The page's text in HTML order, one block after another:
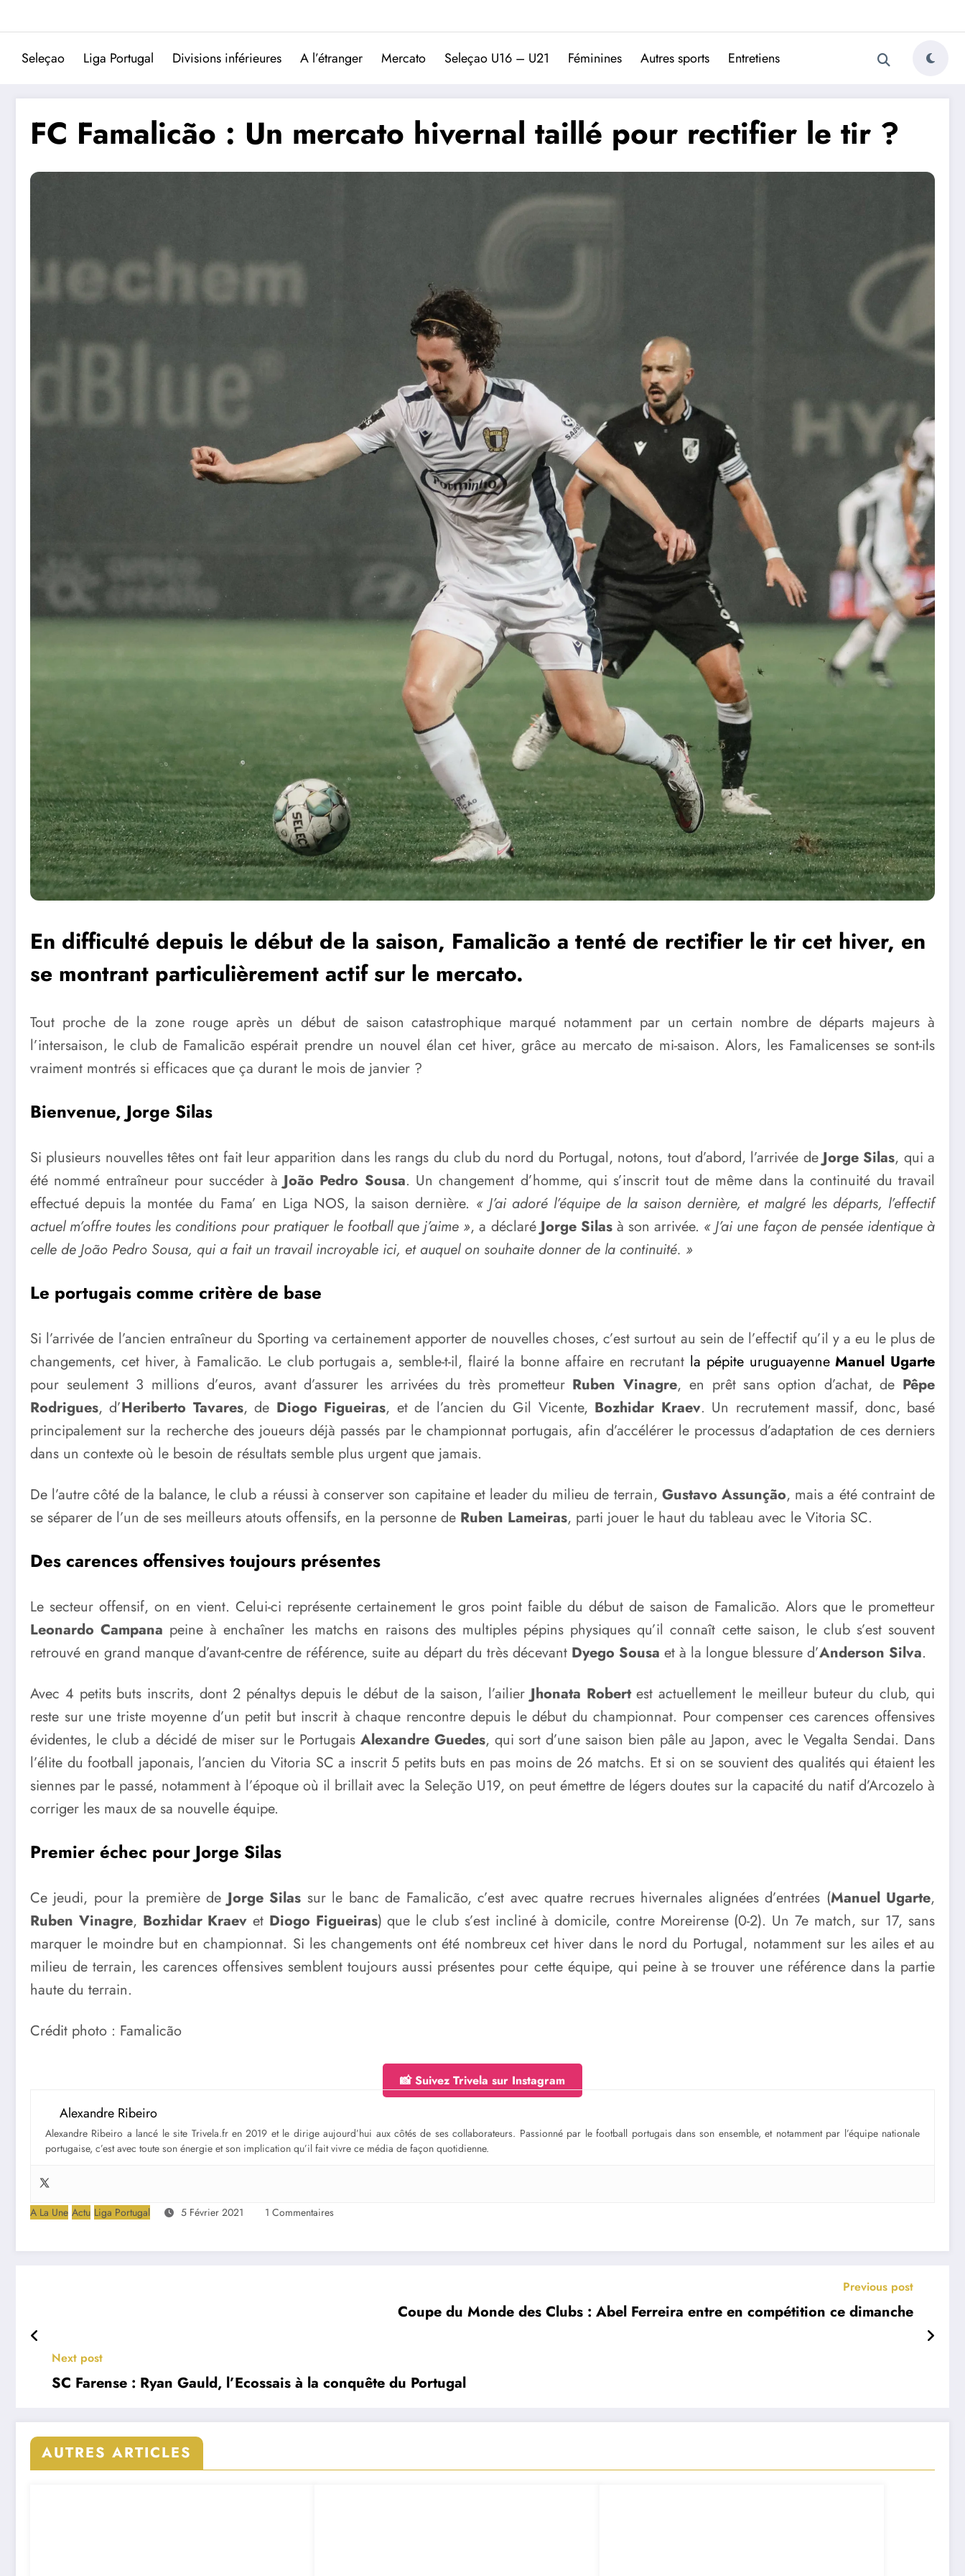
Trivela
L'actualité du football portugais
Seleçao Liga Portugal Divisions inférieures A l’étranger Mercato Seleçao U16 – U21 Féminines Autres sports Entretiens
FC Famalicão : Un mercato hivernal taillé pour rectifier le tir ?
En difficulté depuis le début de la saison, Famalicão a tenté de rectifier le tir cet hiver, en
se montrant particulièrement actif sur le mercato.
Tout proche de la zone rouge après un début de saison catastrophique marqué notamment par un certain nombre de départs majeurs à
l’intersaison, le club de Famalicão espérait prendre un nouvel élan cet hiver, grâce au mercato de mi-saison. Alors, les Famalicenses se sont-ils
vraiment montrés si efficaces que ça durant le mois de janvier ?
Bienvenue, Jorge Silas
Si plusieurs nouvelles têtes ont fait leur apparition dans les rangs du club du nord du Portugal, notons, tout d’abord, l’arrivée deJorge Silas, qui a
été nommé entraîneur pour succéder àJoão Pedro Sousa. Un changement d’homme, qui s’inscrit tout de même dans la continuité du travail
effectué depuis la montée du Fama’ en Liga NOS, la saison dernière. « J’ai adoré l’équipe de la saison dernière, et malgré les départs, l’effectif
actuel m’offre toutes les conditions pour pratiquer le football que j’aime », a déclaréJorge Silasà son arrivée. « J’ai une façon de pensée identique à
celle de João Pedro Sousa, qui a fait un travail incroyable ici, et auquel on souhaite donner de la continuité. »
Le portugais comme critère de base
Si l’arrivée de l’ancien entraîneur du Sporting va certainement apporter de nouvelles choses, c’est surtout au sein de l’effectif qu’il y a eu le plus de
changements, cet hiver, à Famalicão. Le club portugais a, semble-t-il, flairé la bonne affaire en recrutant la pépite uruguayenneManuel Ugarte
pour seulement 3 millions d’euros, avant d’assurer les arrivées du très prometteur Ruben Vinagre, en prêt sans option d’achat, de Pêpe
Rodrigues, d’Heriberto Tavares, de Diogo Figueiras, et de l’ancien du Gil Vicente, Bozhidar Kraev. Un recrutement massif, donc, basé
principalement sur la recherche des joueurs déjà passés par le championnat portugais, afin d’accélérer le processus d’adaptation de ces derniers
dans un contexte où le besoin de résultats semble plus urgent que jamais.
De l’autre côté de la balance, le club a réussi à conserver son capitaine et leader du milieu de terrain, Gustavo Assunção, mais a été contraint de
se séparer de l’un de ses meilleurs atouts offensifs, en la personne de Ruben Lameiras, parti jouer le haut du tableau avec le Vitoria SC.
Des carences offensives toujours présentes
Le secteur offensif, on en vient. Celui-ci représente certainement le gros point faible du début de saison de Famalicão. Alors que le prometteur
Leonardo Campana peine à enchaîner les matchs en raisons des multiples pépins physiques qu’il connaît cette saison, le club s’est souvent
retrouvé en grand manque d’avant-centre de référence, suite au départ du très décevant Dyego Sousa et à la longue blessure d’Anderson Silva.
Avec 4 petits buts inscrits, dont 2 pénaltys depuis le début de la saison, l’ailierJhonata Robertest actuellement le meilleur buteur du club, qui
reste sur une triste moyenne d’un petit but inscrit à chaque rencontre depuis le début du championnat. Pour compenser ces carences offensives
évidentes, le club a décidé de miser sur le Portugais Alexandre Guedes, qui sort d’une saison bien pâle au Japon, avec le Vegalta Sendai. Dans
l’élite du football japonais, l’ancien du Vitoria SC a inscrit 5 petits buts en pas moins de 26 matchs. Et si on se souvient des qualités qui étaient les
siennes par le passé, notamment à l’époque où il brillait avec la Seleção U19, on peut émettre de légers doutes sur la capacité du natif d’Arcozelo à
corriger les maux de sa nouvelle équipe.
Premier échec pour Jorge Silas
Ce jeudi, pour la première de Jorge Silas sur le banc de Famalicão, c’est avec quatre recrues hivernales alignées d’entrées (Manuel Ugarte,
Ruben Vinagre, Bozhidar Kraev et Diogo Figueiras) que le club s’est incliné à domicile, contre Moreirense (0-2). Un 7e match, sur 17, sans
marquer le moindre but en championnat. Si les changements ont été nombreux cet hiver dans le nord du Portugal, notamment sur les ailes et au
milieu de terrain, les carences offensives semblent toujours aussi présentes pour cette équipe, qui peine à se trouver une référence dans la partie
haute du terrain.
Crédit photo : Famalicão
📸 Suivez Trivela sur Instagram
Alexandre Ribeiro
Alexandre Ribeiro a lancé le site Trivela.fr en 2019 et le dirige aujourd’hui aux côtés de ses collaborateurs. Passionné par le football portugais dans son ensemble, et notamment par l’équipe nationale
portugaise, c’est avec toute son énergie et son implication qu’il fait vivre ce média de façon quotidienne.
A La Une Actu Liga Portugal 5 Février 2021 1 Commentaires
Previous post
Coupe du Monde des Clubs : Abel Ferreira entre en compétition ce dimanche
Next post
SC Farense : Ryan Gauld, l’Ecossais à la conquête du Portugal
AUTRES ARTICLES